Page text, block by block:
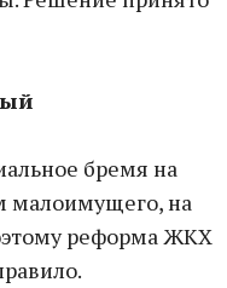
бремя на
малоимущего, на
реформа ЖКХ